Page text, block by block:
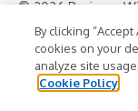
© 2026 Business
Privacy Policy
Terms of Use
By clicking
cookies on your
analyze site
Cookie Policy